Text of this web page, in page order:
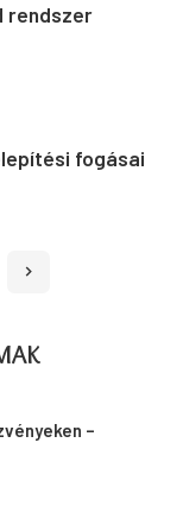
rendszer
fogásai
–